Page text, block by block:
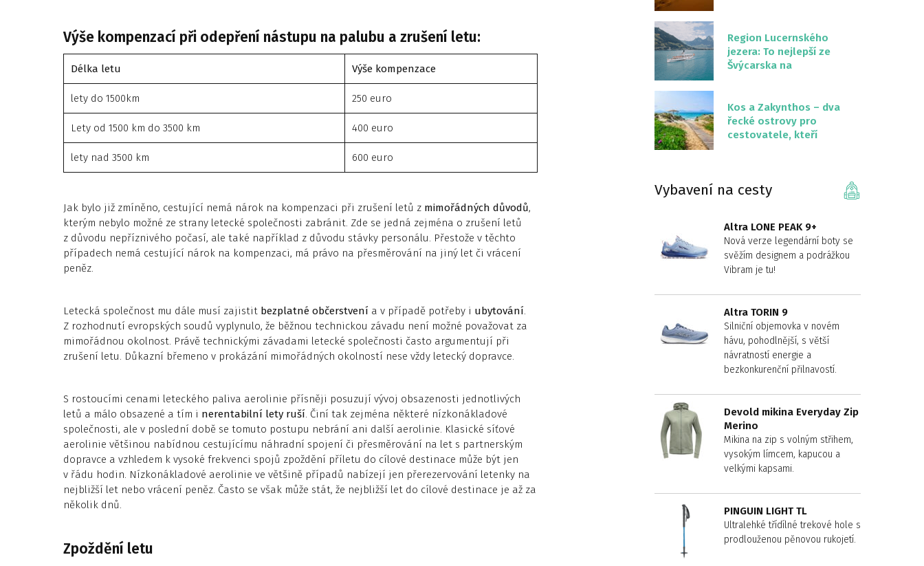
Výše kompenzací při odepření nástupu na palubu a zrušení letu:
Délka letu Výše kompenzace
lety do 1500km 250 euro
Lety od 1500 km do 3500 km 400 euro
lety nad 3500 km 600 euro
Jak bylo již zmíněno, cestující nemá nárok na kompenzaci při zrušení letů z mimořádných důvodů,
kterým nebylo možné ze strany letecké společnosti zabránit. Zde se jedná zejména o zrušení letů
z důvodu nepříznivého počasí, ale také například z důvodu stávky personálu. Přestože v těchto
případech nemá cestující nárok na kompenzaci, má právo na přesměrování na jiný let či vrácení
peněz.
Letecká společnost mu dále musí zajistit bezplatné občerstvení a v případě potřeby i ubytování.
Z rozhodnutí evropských soudů vyplynulo, že běžnou technickou závadu není možné považovat za
mimořádnou okolnost. Právě technickými závadami letecké společnosti často argumentují při
zrušení letu. Důkazní břemeno v prokázání mimořádných okolností nese vždy letecký dopravce.
S rostoucími cenami leteckého paliva aerolinie přísněji posuzují vývoj obsazenosti jednotlivých
letů a málo obsazené a tím i nerentabilní lety ruší. Činí tak zejména některé nízkonákladové
společnosti, ale v poslední době se tomuto postupu nebrání ani další aerolinie. Klasické síťové
aerolinie většinou nabídnou cestujícímu náhradní spojení či přesměrování na let s partnerským
dopravce a vzhledem k vysoké frekvenci spojů zpoždění příletu do cílové destinace může být jen
v řádu hodin. Nízkonákladové aerolinie ve většině případů nabízejí jen přerezervování letenky na
nejbližší let nebo vrácení peněz. Často se však může stát, že nejbližší let do cílové destinace je až za
několik dnů.
Zpoždění letu
Region Lucernského
jezera: To nejlepší ze
Švýcarska na
Kos a Zakynthos – dva
řecké ostrovy pro
cestovatele, kteří
Vybavení na cesty
Altra LONE PEAK 9+
Nová verze legendární boty se
svěžím designem a podrážkou
Vibram je tu!
Altra TORIN 9
Silniční objemovka v novém
hávu, pohodlnější, s větší
návratností energie a
bezkonkurenční přilnavostí.
Devold mikina Everyday Zip
Merino
Mikina na zip s volným střihem,
vysokým límcem, kapucou a
velkými kapsami.
PINGUIN LIGHT TL
Ultralehké třídílné trekové hole s
prodlouženou pěnovou rukojetí.